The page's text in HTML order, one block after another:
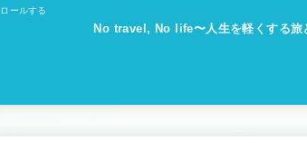
ールする
No travel, No life〜人生を軽くする旅